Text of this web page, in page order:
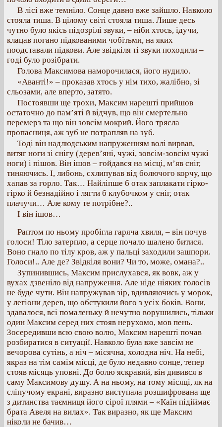
В лісі вже темніло. Сонце давно вже зайшло. Навколо
стояла тиша. В цілому світі стояла тиша. Лише десь
чутно було якісь підозрілі звуки, – ніби хтось, ідучи,
клацав погано підкованими чобітьми, на яких
поодставали підкови. Але звідкіля ті звуки походили –
годі було розібрати.
Голова Максимова наморочилася, його нудило.
«Аванті!» – проказав хтось у нім тихо, жалібно, зі
сльозами, але вперто, затято.
Постоявши ще трохи, Максим нарешті прийшов
остаточно до пам’яті й відчув, що він смертельно
перемерз та що він зовсім мокрий. Його трясла
пропасниця, аж зуб не потрапляв на зуб.
Тоді він надлюдським напруженням волі вирвав,
витяг ноги зі снігу (дерев’яні, чужі, зовсім-зовсім чужі
ноги) і пішов. Він ішов – гойдався на місці, м’яв сніг,
тиняючись. І, либонь, схлипував від болючого корчу, що
хапав за горло. Так… Найліпше б отак заплакати гірко-
гірко й безнадійно і лягти б клубочком у сніг, отак
плачучи… Але кому те потрібне?..
І він ішов…
Раптом по ньому пробігла гаряча хвиля, – він почув
голоси! Тіло затерпло, а серце почало шалено битися.
Воно гнало по тілу кров, аж у пальці заходили зашпори.
Голоси!.. Але де? Звідкіля вони? Чи то, може, омана?..
Зупинившись, Максим прислухався, як вовк, аж у
вухах дзвеніло від напруження. Але ніде ніяких голосів
не буде чути. Він напружував зір, вдивляючись у морок,
у легіони дерев, що обстукили його з усіх боків. Вони,
здавалося, всі помаленьку й нечутно ворушились, тільки
один Максим серед них стояв нерухомо, мов пень.
Зосередивши всю свою волю, Максим нарешті почав
розбиратися в ситуації. Навколо була вже завсім не
вечорова сутінь, а ніч – місячна, холодна ніч. На небі,
якраз на тім самім місці, де було недавно сонце, тепер
стояв місяць уповні. До болю яскравий, він дивився в
саму Максимову душу. А на ньому, на тому місяці, як на
сліпучому екрані, виразно виступала розшифрована ще
з дитинства таємниця його сірої плями – «Каїн підіймає
брата Авеля на вилах». Так виразно, як ще Максим
ніколи не бачив…